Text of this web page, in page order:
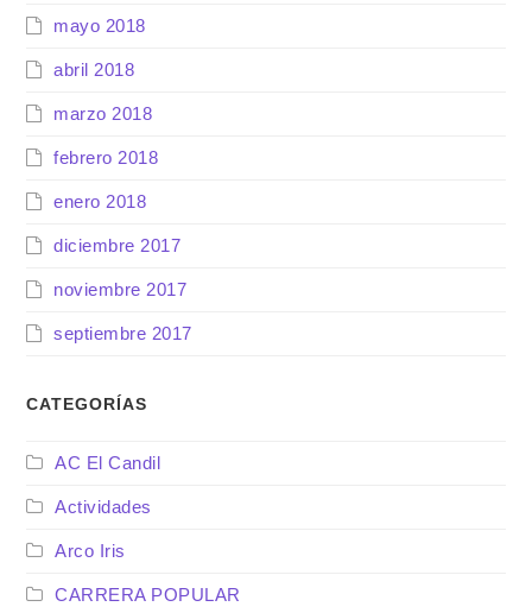
mayo 2018
abril 2018
marzo 2018
febrero 2018
enero 2018
diciembre 2017
noviembre 2017
septiembre 2017
CATEGORÍAS
AC El Candil
Actividades
Arco Iris
CARRERA POPULAR